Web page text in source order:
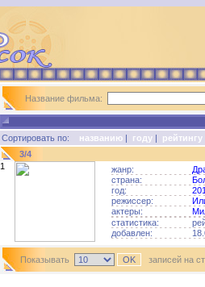
Название фильма:
Сортировать по: названию | году | рейтингу
3/4
1
жанр:
страна:
год:
режиссер:
актеры:
статистика:
добавлен:
Показывать записей на